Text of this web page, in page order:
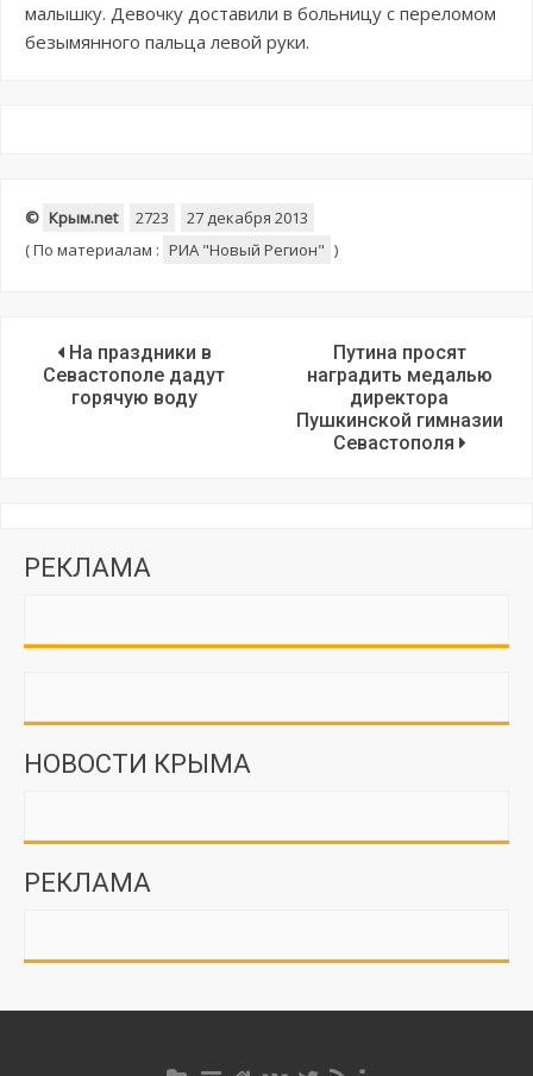
малышку. Девочку доставили в больницу с переломом
безымянного пальца левой руки.
© Крым.net 2723
27 декабря 2013
(По материалам : РИА "Новый Регион" )
На праздники в
Севастополе дадут
горячую воду
Путина просят
наградить медалью
директора
Пушкинской гимназии
Севастополя
РЕКЛАМА
НОВОСТИ КРЫМА
РЕКЛАМА